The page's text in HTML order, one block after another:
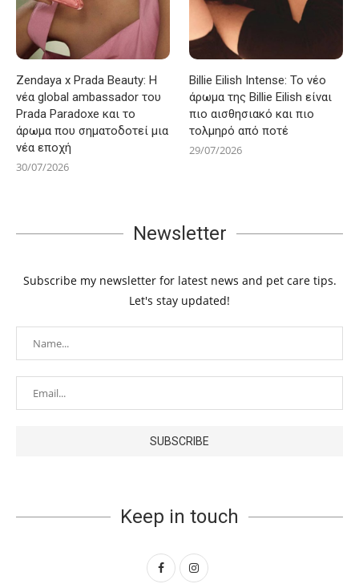
Zendaya x Prada Beauty: Η
νέα global ambassador του
Prada Paradoxe και το
άρωμα που σηματοδοτεί μια
νέα εποχή
30/07/2026
Billie Eilish Intense: Το νέο
άρωμα της Billie Eilish είναι
πιο αισθησιακό και πιο
τολμηρό από ποτέ
29/07/2026
Newsletter
Subscribe my newsletter for latest news and pet care tips.
Let's stay updated!
Keep in touch